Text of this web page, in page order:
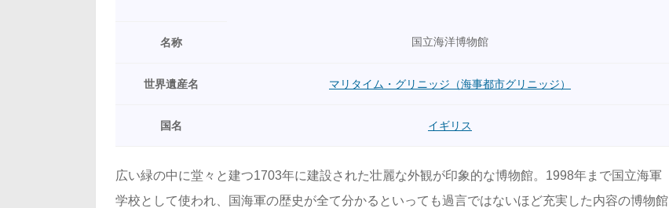
名称 国立海洋博物館
世界遺産名 マリタイム・グリニッジ（海事都市グリニッジ）
国名 イギリス
広い緑の中に堂々と建つ1703年に建設された壮麗な外観が印象的な博物館。1998年まで国立海軍
学校として使われ、国海軍の歴史が全て分かるといっても過言ではないほど充実した内容の博物館